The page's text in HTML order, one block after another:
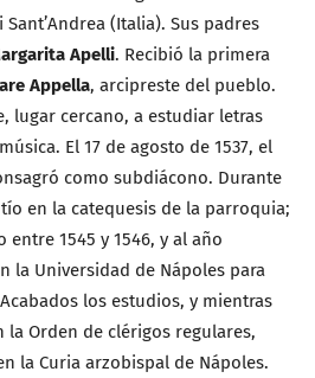
(Italia). Sus padres
Apelli. Recibió la primera
Appella, arcipreste del pueblo.
lugar cercano, a estudiar letras
El 17 de agosto de 1537, el
como subdiácono. Durante
en la catequesis de la parroquia;
1545 y 1546, y al año
la Universidad de Nápoles para
los estudios, y mientras
la Orden de clérigos regulares,
la Curia arzobispal de Nápoles.